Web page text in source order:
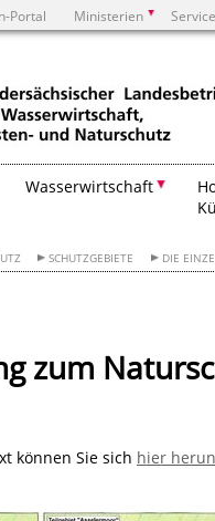
Portal Ministerien Service
Wasserwirtschaft
SCHUTZGEBIETE DIE
zum
können Sie sich hier